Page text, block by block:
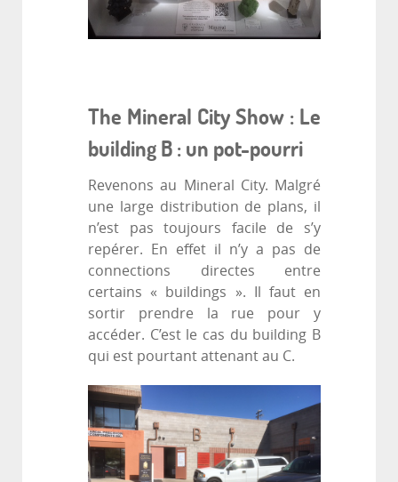
The Mineral City Show : Le
building B : un pot-pourri
Revenons au Mineral City. Malgré
une large distribution de plans, il
n’est pas toujours facile de s’y
repérer. En effet il n’y a pas de
connections directes entre
certains « buildings ». Il faut en
sortir prendre la rue pour y
accéder. C’est le cas du building B
qui est pourtant attenant au C.